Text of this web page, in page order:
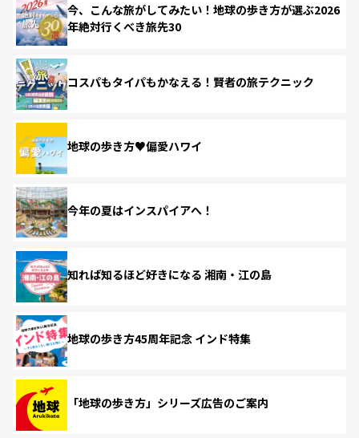
今、こんな旅がしてみたい！地球の歩き方が選ぶ2026
年絶対行くべき旅先30
コスパもタイパもかなえる！賢者の旅テクニック
地球の歩き方♥偏愛ハワイ
今年の夏はインスパイアへ！
知れば知るほど好きになる 湘南・江の島
地球の歩き方45周年記念 インド特集
「地球の歩き方」シリーズ広告のご案内